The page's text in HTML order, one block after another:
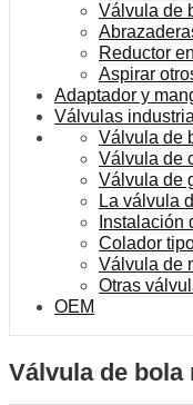
Válvula de
Reductor
Aspirar
Adaptador y
Válvulas
Válvula de
Válvula de
Válvula de
La válvula
Instalación
Colador
Válvula de
Otras
OEM
Válvula de